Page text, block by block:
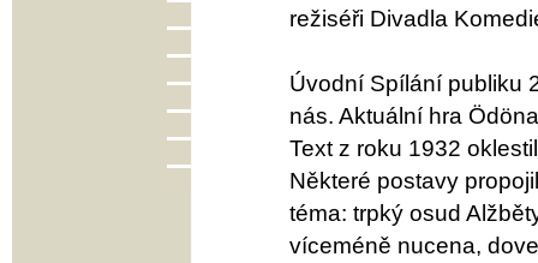
režiséři Divadla
Úvodní Spílání publiku
nás. Aktuální hra
Text z roku 1932
Některé postavy
téma: trpký osud
víceméně nucena,